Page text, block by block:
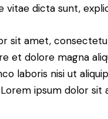
vitae dicta sunt,
sit amet,
et dolore magna
laboris nisi ut
ipsum dolor sit